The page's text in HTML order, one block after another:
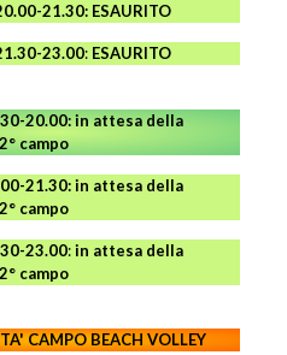
21.30: ESAURITO
23.00: ESAURITO
20.00:in attesa della
campo
21.30:in attesa della
campo
23.00:in attesa della
campo
CAMPOBEACH VOLLEY